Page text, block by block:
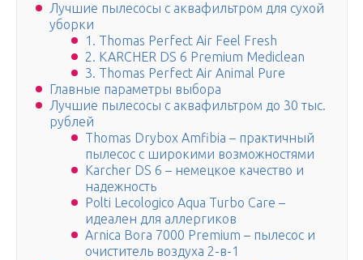
Лучшие пылесосы с аквафильтром для сухой
уборки
1. Thomas Perfect Air Feel Fresh
2. KARCHER DS 6 Premium Mediclean
3. Thomas Perfect Air Animal Pure
Главные параметры выбора
Лучшие пылесосы с аквафильтром до 30 тыс.
рублей
Thomas Drybox Amfibia – практичный
пылесос с широкими возможностями
Karcher DS 6 – немецкое качество и
надежность
Polti Lecologico Aqua Turbo Care –
идеален для аллергиков
Arnica Bora 7000 Premium – пылесос и
очиститель воздуха 2-в-1